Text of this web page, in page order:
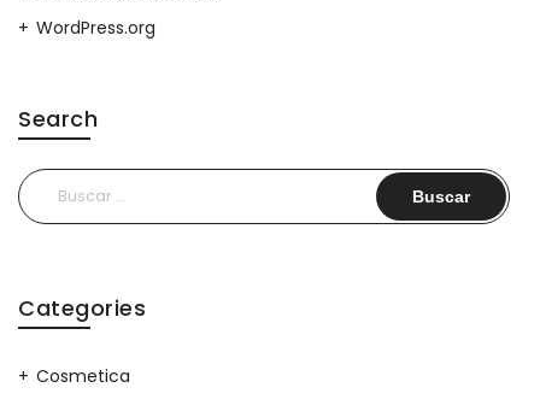
WordPress.org
Search
Buscar:
Categories
Cosmetica